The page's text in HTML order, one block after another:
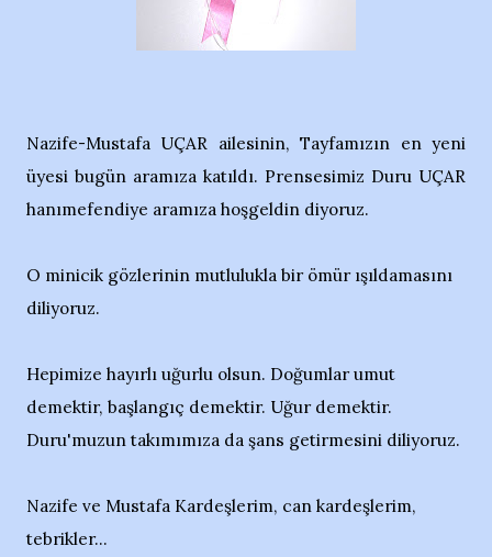
Nazife-Mustafa UÇAR ailesinin, Tayfamızın en yeni
üyesi bugün aramıza katıldı. Prensesimiz Duru UÇAR
hanımefendiye aramıza hoşgeldin diyoruz.
O minicik gözlerinin mutlulukla bir ömür ışıldamasını
diliyoruz.
Hepimize hayırlı uğurlu olsun. Doğumlar umut
demektir, başlangıç demektir. Uğur demektir.
Duru'muzun takımımıza da şans getirmesini diliyoruz.
Nazife ve Mustafa Kardeşlerim, can kardeşlerim,
tebrikler...